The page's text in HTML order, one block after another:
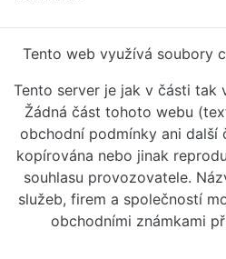
Tento web využívá soubory
Tento server je jak v části tak
Žádná část tohoto webu
obchodní podmínky ani další
kopírována nebo jinak
souhlasu provozovatele.
služeb, firem a společností
obchodními známkami